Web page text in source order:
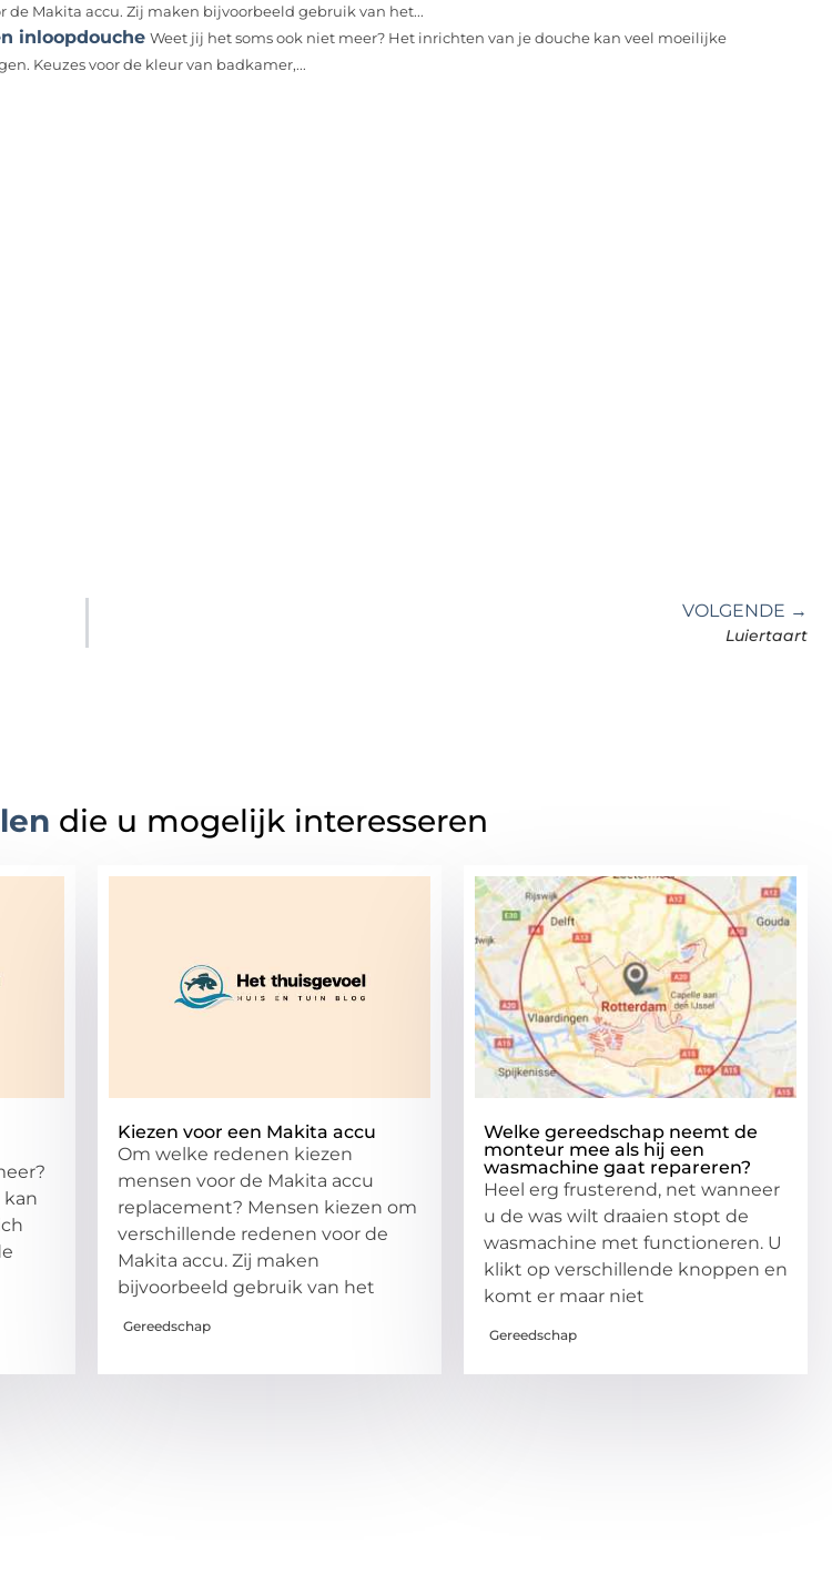
de Makita accu. Zij maken bijvoorbeeld gebruik van het...
inloopdouche Weet jij het soms ook niet meer? Het inrichten van je douche kan veel moeilijke
Keuzes voor de kleur van badkamer,...
VOLGENDE →
Luiertaart
die u mogelijk interesseren
kan
Kiezen voor een Makita accu
Om welke redenen kiezen
mensen voor de Makita accu
replacement? Mensen kiezen om
verschillende redenen voor de
Makita accu. Zij maken
bijvoorbeeld gebruik van het
Gereedschap
Welke gereedschap neemt de
monteur mee als hij een
wasmachine gaat repareren?
Heel erg frusterend, net wanneer
u de was wilt draaien stopt de
wasmachine met functioneren. U
klikt op verschillende knoppen en
komt er maar niet
Gereedschap